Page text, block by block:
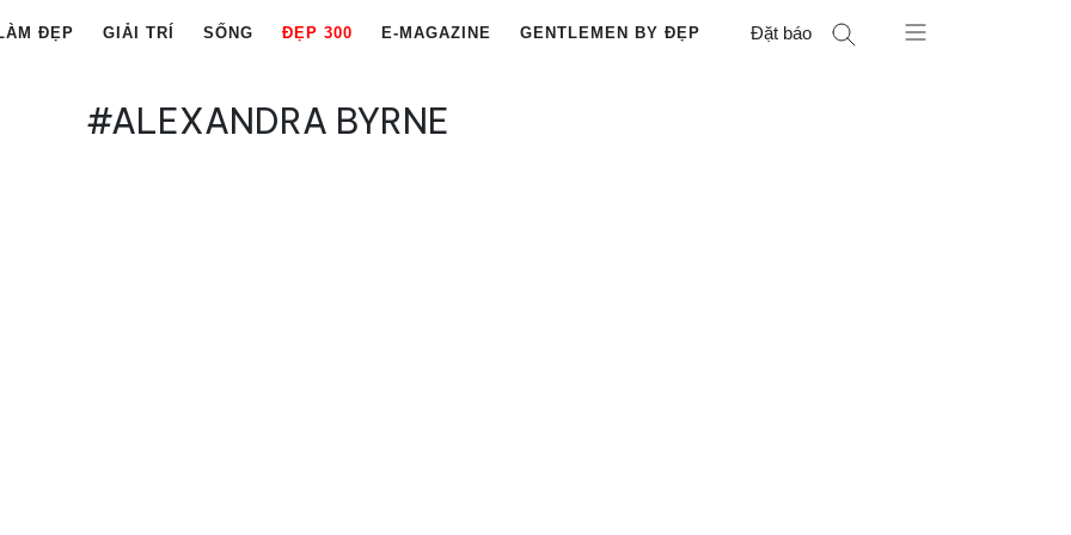
ĐẸP GIẢI TRÍ SỐNG ĐẸP 300 E-MAGAZINE GENTLEMEN BY ĐẸP Đặt báo
#ALEXANDRA BYRNE